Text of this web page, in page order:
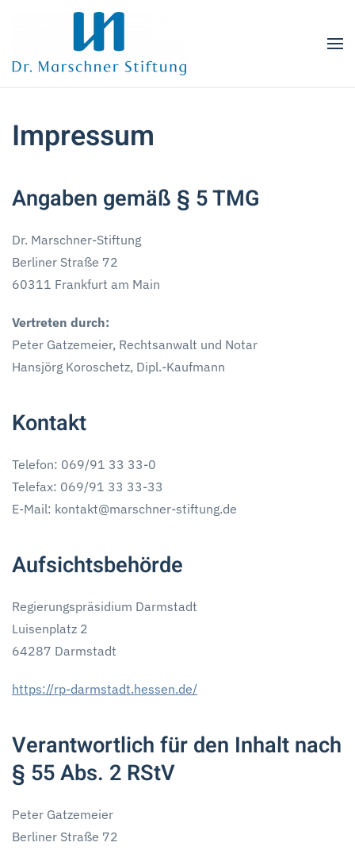
Zum Hauptinhalt springen
Impressum
Angaben gemäß § 5 TMG
Dr. Marschner-Stiftung
Berliner Straße 72
60311 Frankfurt am Main
Vertreten durch:
Peter Gatzemeier, Rechtsanwalt und Notar
Hansjörg Koroschetz, Dipl.-Kaufmann
Kontakt
Telefon: 069/91 33 33-0
Telefax: 069/91 33 33-33
E-Mail: kontakt@marschner-stiftung.de
Aufsichtsbehörde
Regierungspräsidium Darmstadt
Luisenplatz 2
64287 Darmstadt
https://rp-darmstadt.hessen.de/
Verantwortlich für den Inhalt nach
§ 55 Abs. 2 RStV
Peter Gatzemeier
Berliner Straße 72